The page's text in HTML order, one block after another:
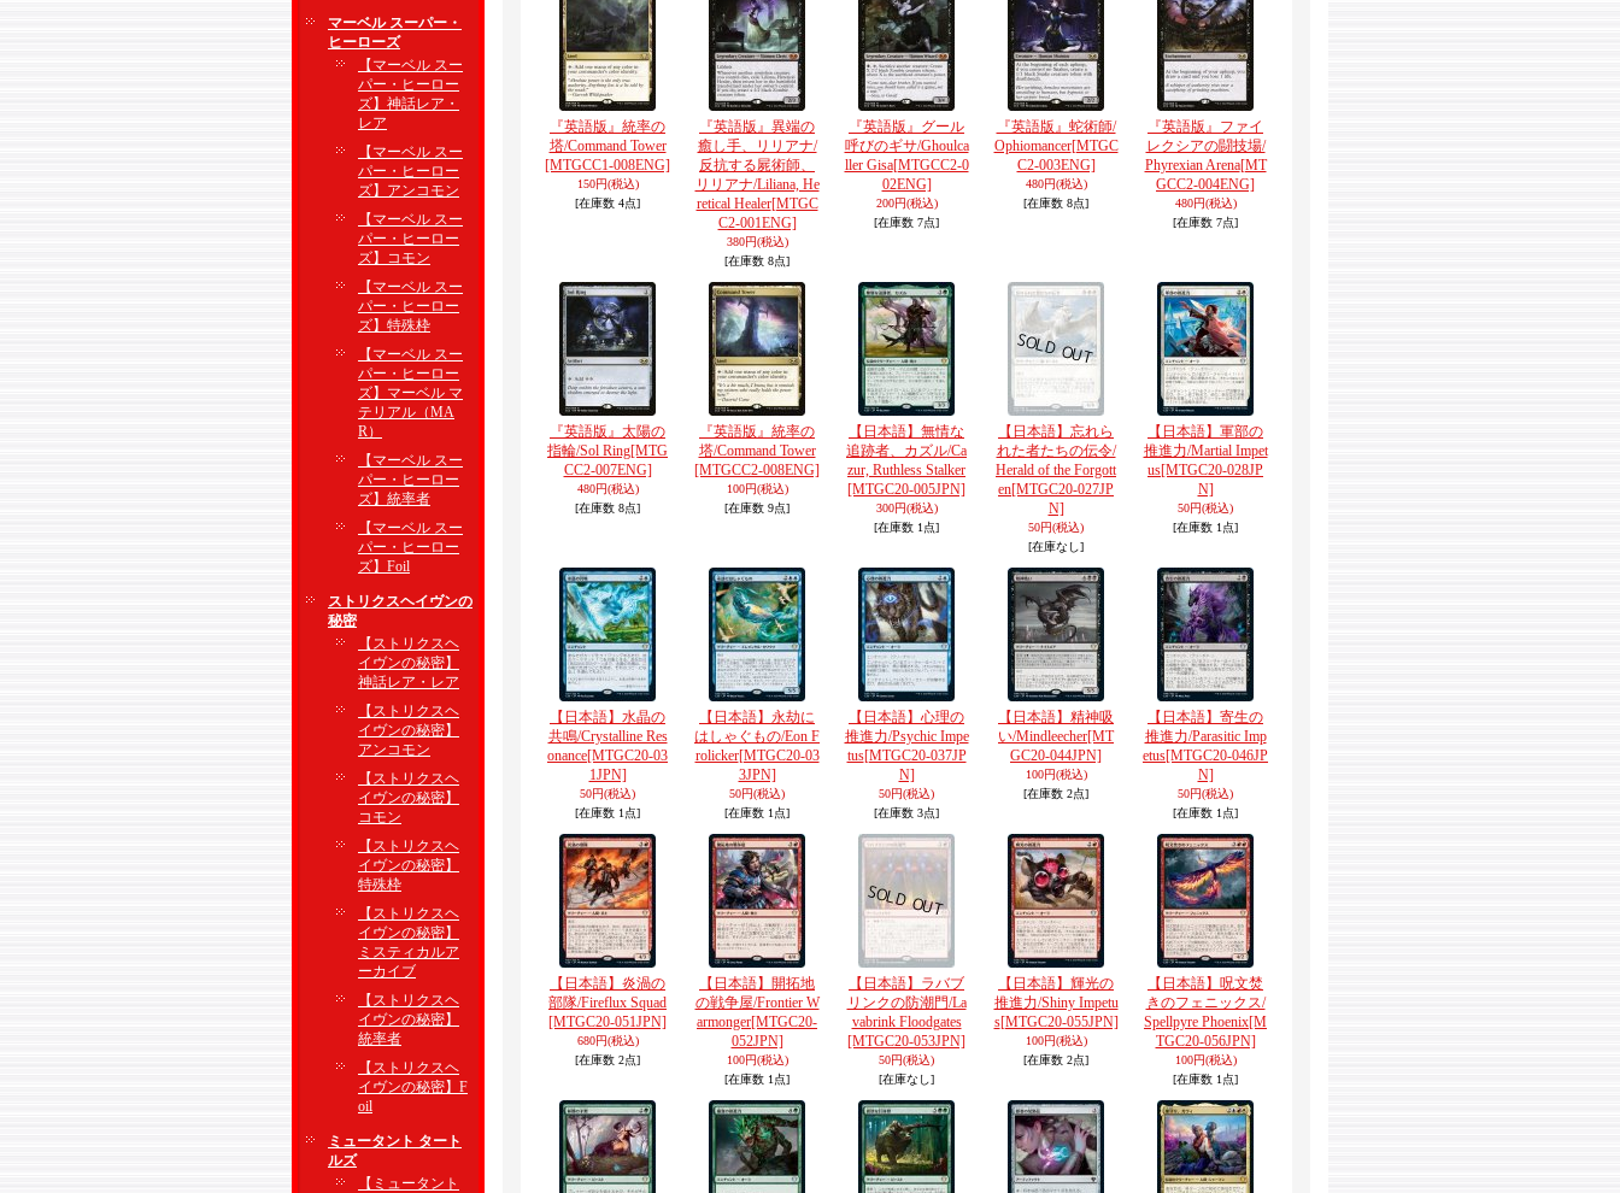
マーベル スーパー・
ヒーローズ
【マーベル スー
パー・ヒーロー
ズ】神話レア・
レア
【マーベル スー
パー・ヒーロー
ズ】アンコモン
【マーベル スー
パー・ヒーロー
ズ】コモン
【マーベル スー
パー・ヒーロー
ズ】特殊枠
【マーベル スー
パー・ヒーロー
ズ】マーベル マ
テリアル（MA
R）
【マーベル スー
パー・ヒーロー
ズ】統率者
【マーベル スー
パー・ヒーロー
ズ】Foil
ストリクスヘイヴンの
秘密
【ストリクスヘ
イヴンの秘密】
神話レア・レア
【ストリクスヘ
イヴンの秘密】
アンコモン
【ストリクスヘ
イヴンの秘密】
コモン
【ストリクスヘ
イヴンの秘密】
特殊枠
【ストリクスヘ
イヴンの秘密】
ミスティカルア
ーカイブ
【ストリクスヘ
イヴンの秘密】
統率者
【ストリクスヘ
イヴンの秘密】F
oil
ミュータント タート
ルズ
【ミュータント
『英語版』統率の
塔/Command Tower
[MTGCC1-008ENG]
150円(税込)
[在庫数 4点]
『英語版』異端の
癒し手、リリアナ/
反抗する屍術師、
リリアナ/Liliana, He
retical Healer[MTGC
C2-001ENG]
380円(税込)
[在庫数 8点]
『英語版』グール
呼びのギサ/Ghoulca
ller Gisa[MTGCC2-0
02ENG]
200円(税込)
[在庫数 7点]
『英語版』蛇術師/
Ophiomancer[MTGC
C2-003ENG]
480円(税込)
[在庫数 8点]
『英語版』ファイ
レクシアの闘技場/
Phyrexian Arena[MT
GCC2-004ENG]
480円(税込)
[在庫数 7点]
『英語版』太陽の
指輪/Sol Ring[MTG
CC2-007ENG]
480円(税込)
[在庫数 8点]
『英語版』統率の
塔/Command Tower
[MTGCC2-008ENG]
100円(税込)
[在庫数 9点]
【日本語】無情な
追跡者、カズル/Ca
zur, Ruthless Stalker
[MTGC20-005JPN]
300円(税込)
[在庫数 1点]
【日本語】忘れら
れた者たちの伝令/
Herald of the Forgott
en[MTGC20-027JP
N]
50円(税込)
[在庫なし]
【日本語】軍部の
推進力/Martial Impet
us[MTGC20-028JP
N]
50円(税込)
[在庫数 1点]
【日本語】水晶の
共鳴/Crystalline Res
onance[MTGC20-03
1JPN]
50円(税込)
[在庫数 1点]
【日本語】永劫に
はしゃぐもの/Eon F
rolicker[MTGC20-03
3JPN]
50円(税込)
[在庫数 1点]
【日本語】心理の
推進力/Psychic Impe
tus[MTGC20-037JP
N]
50円(税込)
[在庫数 3点]
【日本語】精神吸
い/Mindleecher[MT
GC20-044JPN]
100円(税込)
[在庫数 2点]
【日本語】寄生の
推進力/Parasitic Imp
etus[MTGC20-046JP
N]
50円(税込)
[在庫数 1点]
【日本語】炎渦の
部隊/Fireflux Squad
[MTGC20-051JPN]
680円(税込)
[在庫数 2点]
【日本語】開拓地
の戦争屋/Frontier W
armonger[MTGC20-
052JPN]
100円(税込)
[在庫数 1点]
【日本語】ラバブ
リンクの防潮門/La
vabrink Floodgates
[MTGC20-053JPN]
50円(税込)
[在庫なし]
【日本語】輝光の
推進力/Shiny Impetu
s[MTGC20-055JPN]
100円(税込)
[在庫数 2点]
【日本語】呪文焚
きのフェニックス/
Spellpyre Phoenix[M
TGC20-056JPN]
100円(税込)
[在庫数 1点]